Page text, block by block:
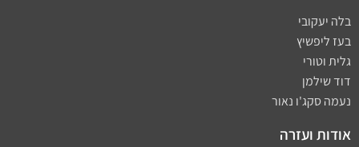
בלה יעקובי
בעז ליפשיץ
גלית וטורי
דוד שילמן
נעמה סקג'ו נאור
אודות ועזרה